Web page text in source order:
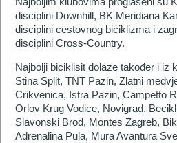
disciplini Downhill, BK Meridiana
disciplini cestovnog biciklizma i
disciplini Cross-Country.
Najbolji biciklisit dolaze također i iz
Stina Split, TNT Pazin, Zlatni
Crikvenica, Istra Pazin, Campetto
Orlov Krug Vodice, Novigrad,
Slavonski Brod, Montes Zagreb,
Adrenalina Pula, Mura Avantura